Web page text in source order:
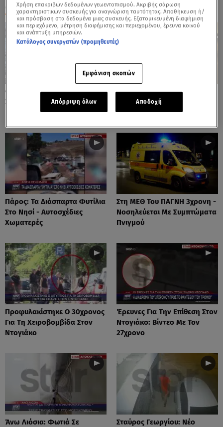
ΟΛΑ ΤΑ ΒΙΝΤΕΟ
Φωτιές: Στάχτη Το Πράσινο
Στολίδι Της Δυτικής Αττικής
Πόρτο Ράφτη: Bίντεο
Ντοκουμέντο Από Το
Θανατηφόρο Τροχαίο
Πάρος: Τα Διάσπαρτα Φυτίλια
Στο Νησί - Αυτοσχέδιες
Χωματερές
Στη ΜΕΘ Του ΠΑΓΝΗ 3χρονη -
Νοσηλεύεται Με Συμπτώματα
Πνιγμού
Προφυλακίστηκε Ο 30χρονος
Για Τη Χειροβομβίδα Στον
Ντογιάκο
Έρευνες Για Την Επίθεση Στον
Ντογιάκο: Βίντεο Με Τον
27χρονο
Άνω Λιόσια: Φωτιά Σε
Σταύρος Γεωργίου: Νέο
Χρήση επακριβών δεδομένων γεωεντοπισμού. Ακριβής σάρωση
χαρακτηριστικών συσκευής για αναγνώριση ταυτότητας. Αποθήκευση ή/
και πρόσβαση στα δεδομένα μιας συσκευής. Εξατομικευμένη διαφήμιση
και περιεχόμενο, μέτρηση διαφήμισης και περιεχομένου, έρευνα κοινού
και ανάπτυξη υπηρεσιών.
Κατάλογος συνεργατών (προμηθευτές)
Εμφάνιση σκοπών
Απόρριψη όλων Αποδοχή